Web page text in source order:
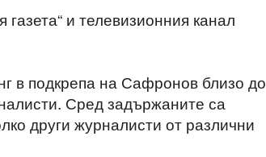
и телевизионния канал
в подкрепа на Сафронов близо до
Сред задържаните са
други журналисти от различни